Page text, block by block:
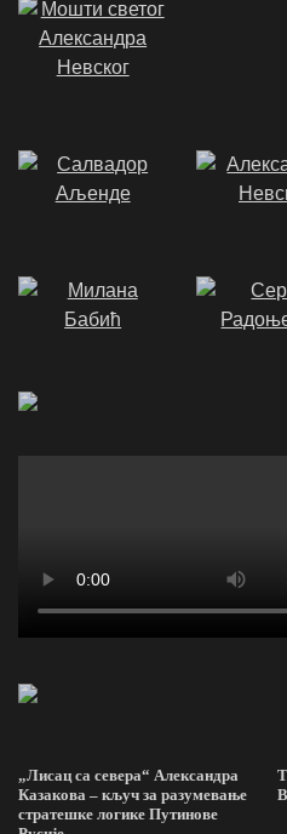
„Лисац са севера“ Александра
Казакова – кључ за разумевање
стратешке логике Путинове